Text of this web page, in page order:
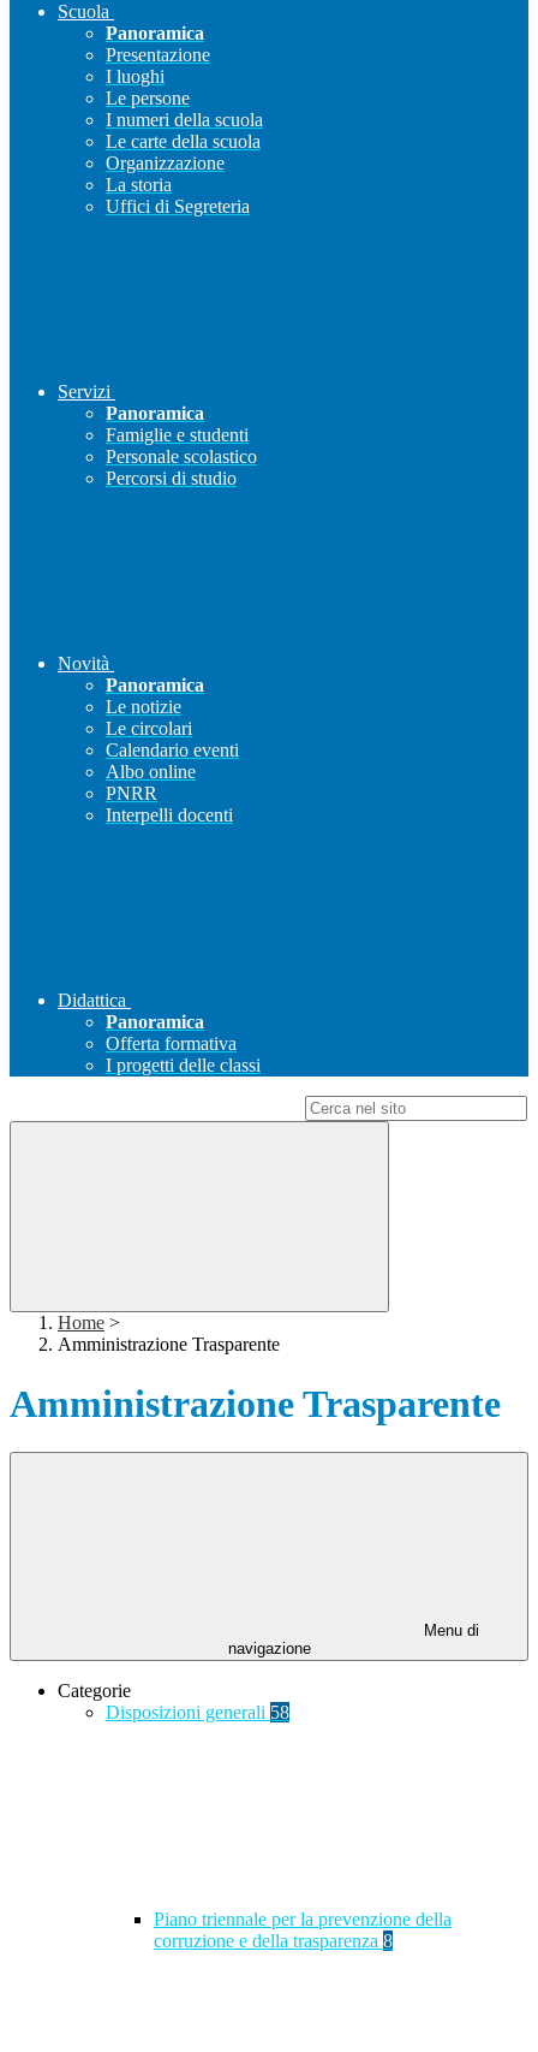
Scuola
Panoramica
Presentazione
I luoghi
Le persone
I numeri della scuola
Le carte della scuola
Organizzazione
La storia
Uffici di Segreteria
Servizi
Panoramica
Famiglie e studenti
Personale scolastico
Percorsi di studio
Novità
Panoramica
Le notizie
Le circolari
Calendario eventi
Albo online
PNRR
Interpelli docenti
Didattica
Panoramica
Offerta formativa
I progetti delle classi
Home >
Amministrazione Trasparente
Amministrazione Trasparente
Menu di
navigazione
Categorie
Disposizioni generali 58
Piano triennale per la prevenzione della
corruzione e della trasparenza 8